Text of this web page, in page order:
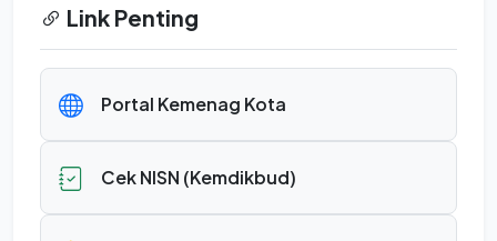
Link Penting
Portal Kemenag Kota
Cek NISN (Kemdikbud)